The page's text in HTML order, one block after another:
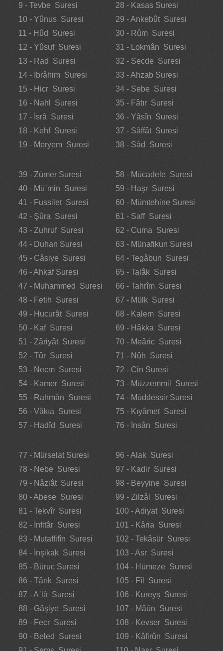
9 - Tevbe Suresi
10 - Yûnus Suresi
11 - Hûd Suresi
12 - Yûsuf Suresi
13 - Rad Suresi
14 - İbrâhim Suresi
15 - Hicr Suresi
16 - Nahl Suresi
17 - İsrâ Suresi
18 - Kehf Suresi
19 - Meryem Suresi
28 - Kasas Suresi
29 - Ankebût Suresi
30 - Rûm Suresi
31 - Lokmân Suresi
32 - Secde Suresi
33 - Ahzab Suresi
34 - Sebe Suresi
35 - Fâtır Suresi
36 - Yâsîn Suresi
37 - Sâffât Suresi
38 - Sâd Suresi
39 - Zümer Suresi
40 - Mü`min Suresi
41 - Fussilet Suresi
42 - Şûra Suresi
43 - Zuhruf Suresi
44 - Duhan Suresi
45 - Câsiye Suresi
46 - Ahkaf Suresi
47 - Muhammed Suresi
48 - Fetih Suresi
49 - Hucurât Suresi
50 - Kaf Suresi
51 - Zâriyât Suresi
52 - Tûr Suresi
53 - Necm Suresi
54 - Kamer Suresi
55 - Rahmân Suresi
56 - Vâkıa Suresi
57 - Hadîd Suresi
58 - Mücadele Suresi
59 - Haşr Suresi
60 - Mümtehine Suresi
61 - Saff Suresi
62 - Cuma Suresi
63 - Münafikun Suresi
64 - Tegâbun Suresi
65 - Talâk Suresi
66 - Tahrîm Suresi
67 - Mülk Suresi
68 - Kalem Suresi
69 - Hâkka Suresi
70 - Meâric Suresi
71 - Nûh Suresi
72 - Cin Suresi
73 - Müzzemmil Suresi
74 - Müddessir Suresi
75 - Kıyâmet Suresi
76 - İnsân Suresi
77 - Mürselat Suresi
78 - Nebe Suresi
79 - Nâziât Suresi
80 - Abese Suresi
81 - Tekvîr Suresi
82 - İnfitâr Suresi
83 - Mutaffifîn Suresi
84 - İnşikak Suresi
85 - Büruc Suresi
86 - Târık Suresi
87 - A`lâ Suresi
88 - Gâşiye Suresi
89 - Fecr Suresi
90 - Beled Suresi
96 - Alak Suresi
97 - Kadir Suresi
98 - Beyyine Suresi
99 - Zilzâl Suresi
100 - Adiyat Suresi
101 - Kâria Suresi
102 - Tekâsür Suresi
103 - Asr Suresi
104 - Hümeze Suresi
105 - Fîl Suresi
106 - Kureyş Suresi
107 - Mâûn Suresi
108 - Kevser Suresi
109 - Kâfirûn Suresi